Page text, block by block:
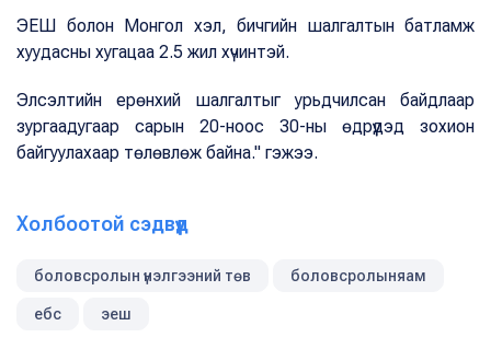
ЭЕШ болон Монгол хэл, бичгийн шалгалтын батламж
хуудасны хугацаа 2.5 жил хүчинтэй.
Элсэлтийн ерөнхий шалгалтыг урьдчилсан байдлаар
зургаадугаар сарын 20-ноос 30-ны өдрүүдэд зохион
байгуулахаар төлөвлөж байна." гэжээ.
Холбоотой сэдвүүд
боловсролын үнэлгээний төв боловсролыняам
ебс эеш